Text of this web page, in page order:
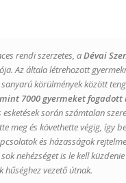
rendi szerzetes, aDévai
Az általa létrehozott
körülmények között
7000 gyermeket fogadott
esketések során számtalan
meg és követhette végig, így
és házasságok
nehézséget is le kell
hűséghez vezető útnak.